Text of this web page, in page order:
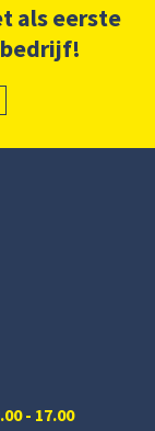
als eerste
- 17.00